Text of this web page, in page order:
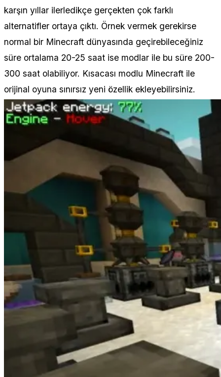
karşın yıllar ilerledikçe gerçekten çok farklı
alternatifler ortaya çıktı. Örnek vermek gerekirse
normal bir Minecraft dünyasında geçirebileceğiniz
süre ortalama 20-25 saat ise modlar ile bu süre 200-
300 saat olabiliyor. Kısacası modlu Minecraft ile
orijinal oyuna sınırsız yeni özellik ekleyebilirsiniz.